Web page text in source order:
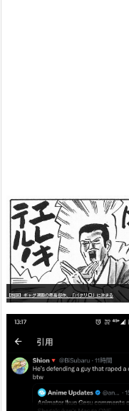
【朗報】ギャグ漫画の最高傑作、「パタリロ」に決まる